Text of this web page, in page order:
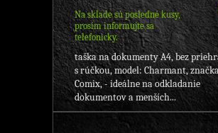
Na sklade sú posledné kusy,
prosím informujte sa
telefonicky.
taška na dokumenty A4, bez
s rúčkou, model: Charmant,
Comix, - ideálne na odkladanie
dokumentov a menších...